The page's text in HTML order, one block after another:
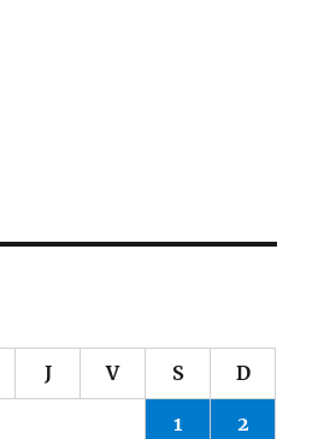
J V S D
1 2